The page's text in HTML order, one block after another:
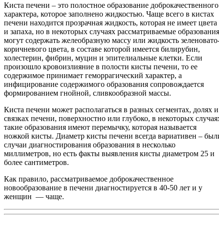
Киста печени – это полостное образование доброкачественного
характера, которое заполнено жидкостью. Чаще всего в кистах
печени находится прозрачная жидкость, которая не имеет цвета
и запаха, но в некоторых случаях рассматриваемые образования
могут содержать желеобразную массу или жидкость
коричневого цвета, в составе которой имеется билирубин,
холестерин, фибрин, муцин и эпителиальные клетки. Если
произошло кровоизлияние в полости кисты печени, то ее
содержимое принимает геморрагический характер, а
инфицирование содержимого образования сопровождается
формированием гнойной, сливкообразной массы.
Киста печени может располагаться в разных сегментах, долях и
связках печени, поверхностно или глубоко, в некоторых
такие образования имеют перемычку, которая называется
ножкой кисты. Диаметр кисты печени всегда вариативен –
случаи диагностирования образования в несколько
миллиметров, но есть факты выявления кисты диаметром 25 и
более сантиметров.
Как правило, рассматриваемое доброкачественное
новообразование в печени диагностируется в 40-50 лет и у
женщин — чаще.